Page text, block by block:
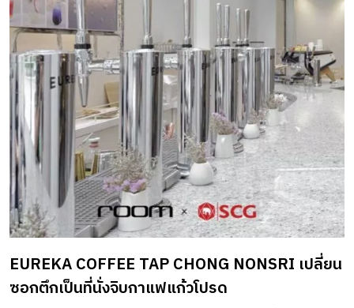
EUREKA COFFEE TAP CHONG NONSRI เปลี่ยน
ซอกตึกเป็นที่นั่งจิบกาแฟแก้วโปรด